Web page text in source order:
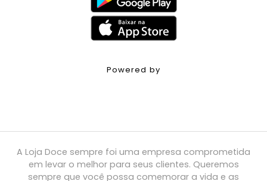
Powered by
A Loja Doce sempre foi uma empresa comprometida
em levar o melhor para seus clientes. Queremos
sempre que você possa comemorar a vida e as